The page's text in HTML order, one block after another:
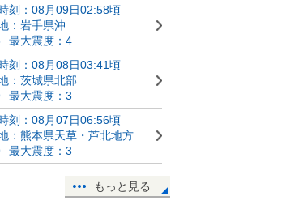
刻：08月09日02:58頃
：岩手県沖
最大震度：4
刻：08月08日03:41頃
：茨城県北部
最大震度：3
刻：08月07日06:56頃
：熊本県天草・芦北地方
最大震度：3
もっと見る